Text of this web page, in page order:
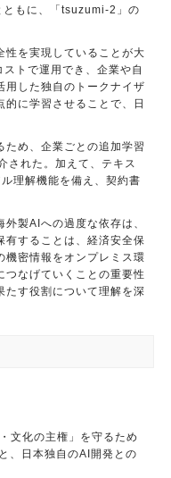
ともに、「tsuzumi-2」の
を実現していることが大
トで運用でき、企業や自
用した独自のトークナイザ
に学習させることで、日
め、企業ごとの追加学習
された。加えて、テキス
理解機能を備え、契約書
製AIへの過度な依存は、
有することは、経済安全保
機密情報をオンプレミス環
なげていくことの重要性
たす役割について理解を深
文化の主権」を守るため
、日本独自のAI開発との